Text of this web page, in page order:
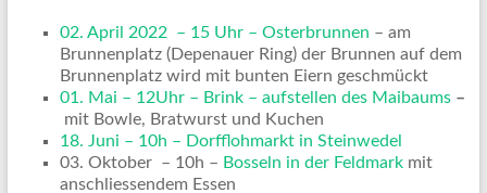
02. April 2022 – 15 Uhr – Osterbrunnen – am
Brunnenplatz (Depenauer Ring) der Brunnen auf dem
Brunnenplatz wird mit bunten Eiern geschmückt
01. Mai – 12Uhr – Brink – aufstellen des Maibaums–
mit Bowle, Bratwurst und Kuchen
18. Juni – 10h – Dorfflohmarkt in Steinwedel
03. Oktober – 10h – Bosseln in der Feldmarkmit
anschliessendem Essen